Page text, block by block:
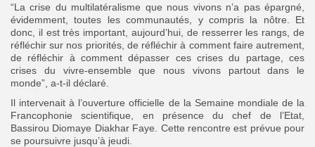
“La crise du multilatéralisme que nous vivons n’a pas épargné,
évidemment, toutes les communautés, y compris la nôtre. Et
donc, il est très important, aujourd’hui, de resserrer les rangs, de
réfléchir sur nos priorités, de réfléchir à comment faire autrement,
de réfléchir à comment dépasser ces crises du partage, ces
crises du vivre-ensemble que nous vivons partout dans le
monde”, a-t-il déclaré.
Il intervenait à l’ouverture officielle de la Semaine mondiale de la
Francophonie scientifique, en présence du chef de l’Etat,
Bassirou Diomaye Diakhar Faye. Cette rencontre est prévue pour
se poursuivre jusqu’à jeudi.